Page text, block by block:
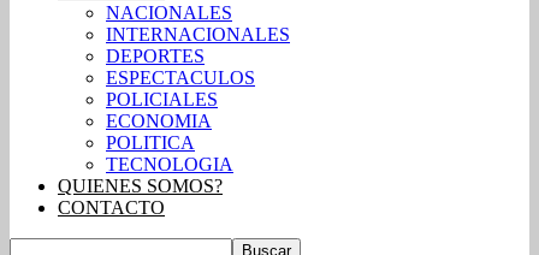
NACIONALES
INTERNACIONALES
DEPORTES
ESPECTACULOS
POLICIALES
ECONOMIA
POLITICA
TECNOLOGIA
QUIENES SOMOS?
CONTACTO